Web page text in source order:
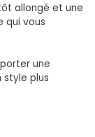
allongé et une
qui vous
une
style plus